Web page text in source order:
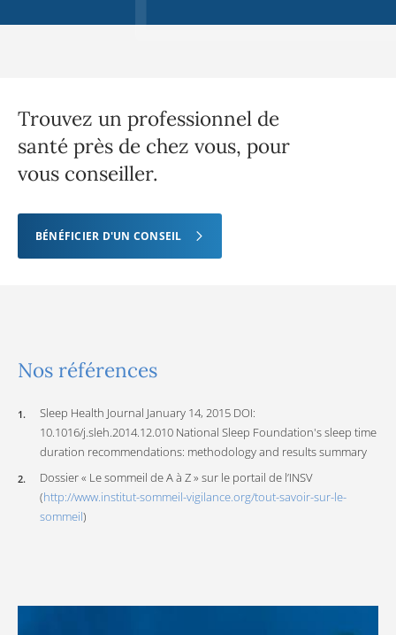
Trouvez un professionnel de
santé près de chez vous, pour
vous conseiller.
BÉNÉFICIER D'UN CONSEIL
Nos références
Sleep Health Journal January 14, 2015 DOI:
10.1016/j.sleh.2014.12.010 National Sleep Foundation's sleep time
duration recommendations: methodology and results summary
Dossier « Le sommeil de A à Z » sur le portail de l’INSV
(http://www.institut-sommeil-vigilance.org/tout-savoir-sur-le-
sommeil)